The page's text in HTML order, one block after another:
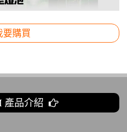
要購買
產品介紹